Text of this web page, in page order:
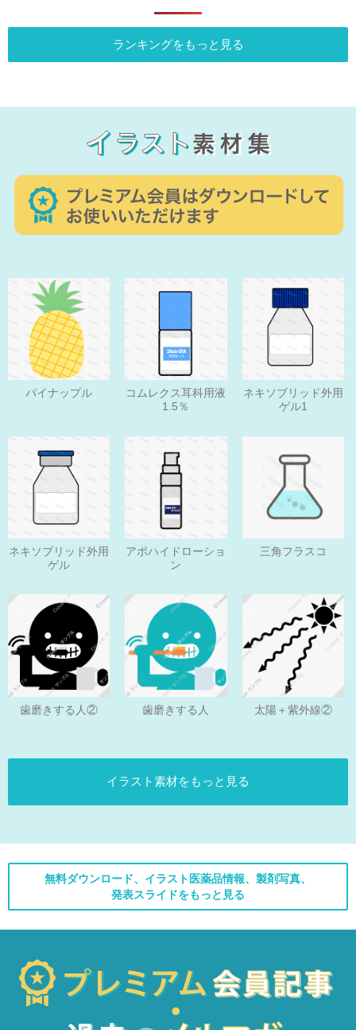
ランキングをもっと見る
パイナップル
コムレクス耳科用液
1.5％
ネキソブリッド外用
ゲル1
ネキソブリッド外用
ゲル
アポハイドローショ
ン
三角フラスコ
歯磨きする人② 歯磨きする人 太陽＋紫外線②
イラスト素材をもっと見る
無料ダウンロード、イラスト医薬品情報、製剤写真、
発表スライドをもっと見る